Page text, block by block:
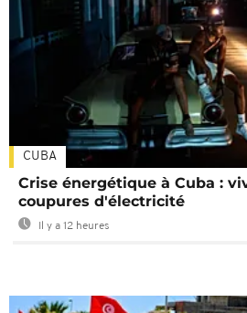
CUBA
Crise énergétique à Cuba :
coupures d'électricité
Il y a 12 heures